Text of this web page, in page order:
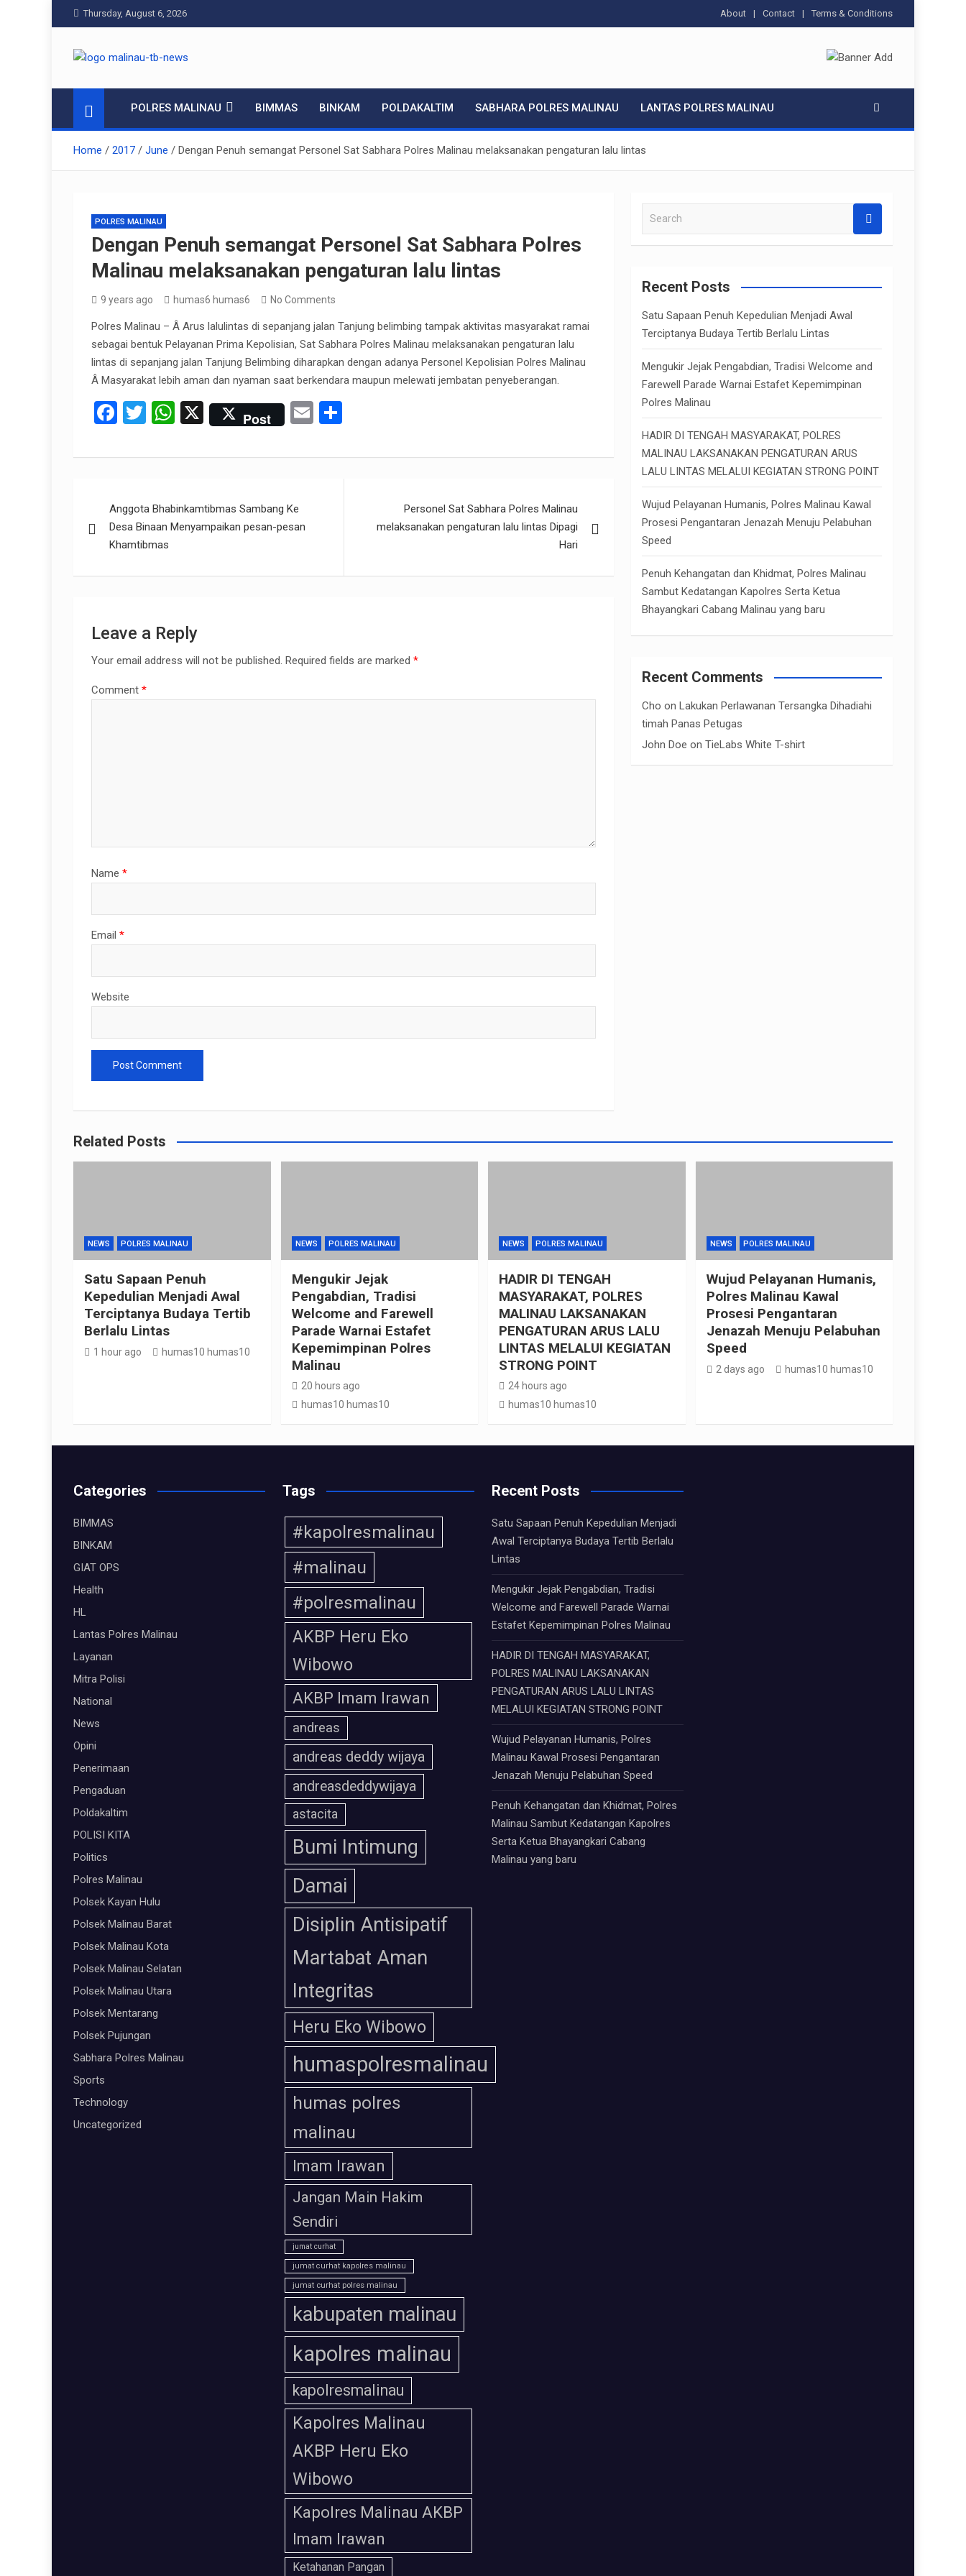
to
Thursday, August 6, 2026 About Contact Terms & Conditions
Pelangiresmalinau.com
POLRES MALINAU BIMMAS BINKAM POLDAKALTIM SABHARA POLRES MALINAU LANTAS POLRES MALINAU
Home 2017 June Dengan Penuh semangat Personel Sat Sabhara Polres Malinau melaksanakan pengaturan lalu lintas
POLRES MALINAU
Dengan Penuh semangat Personel Sat Sabhara Polres
Malinau melaksanakan pengaturan lalu lintas
9 years ago humas6 humas6 No Comments
Polres Malinau – Â Arus lalulintas di sepanjang jalan Tanjung belimbing tampak aktivitas masyarakat ramai
sebagai bentuk Pelayanan Prima Kepolisian, Sat Sabhara Polres Malinau melaksanakan pengaturan lalu
lintas di sepanjang jalan Tanjung Belimbing diharapkan dengan adanya Personel Kepolisian Polres Malinau
Â Masyarakat lebih aman dan nyaman saat berkendara maupun melewati jembatan penyeberangan.
F
ce
o
o
k
T
tt
W
at
A
p
X Post
E
ail ar
navigation
Anggota Bhabinkamtibmas Sambang Ke
Desa Binaan Menyampaikan pesan-pesan
Khamtibmas
Personel Sat Sabhara Polres Malinau
melaksanakan pengaturan lalu lintas Dipagi
Hari
Leave a Reply
Your email address will not be published. Required fields are marked *
Comment *
Name *
Email *
Website
a
c
Recent Posts
Satu Sapaan Penuh Kepedulian Menjadi Awal
Terciptanya Budaya Tertib Berlalu Lintas
Mengukir Jejak Pengabdian, Tradisi Welcome and
Farewell Parade Warnai Estafet Kepemimpinan
Polres Malinau
HADIR DI TENGAH MASYARAKAT, POLRES
MALINAU LAKSANAKAN PENGATURAN ARUS
LALU LINTAS MELALUI KEGIATAN STRONG POINT
Wujud Pelayanan Humanis, Polres Malinau Kawal
Prosesi Pengantaran Jenazah Menuju Pelabuhan
Speed
Penuh Kehangatan dan Khidmat, Polres Malinau
Sambut Kedatangan Kapolres Serta Ketua
Bhayangkari Cabang Malinau yang baru
Recent Comments
Cho on Lakukan Perlawanan Tersangka Dihadiahi
timah Panas Petugas
John Doe on TieLabs White T-shirt
Related Posts
NEWS POLRES MALINAU
Satu Sapaan Penuh
Kepedulian Menjadi Awal
Terciptanya Budaya Tertib
Berlalu Lintas
1 hour ago humas10 humas10
NEWS POLRES MALINAU
Mengukir Jejak
Pengabdian, Tradisi
Welcome and Farewell
Parade Warnai Estafet
Kepemimpinan Polres
Malinau
20 hours ago
humas10 humas10
NEWS POLRES MALINAU
HADIR DI TENGAH
MASYARAKAT, POLRES
MALINAU LAKSANAKAN
PENGATURAN ARUS LALU
LINTAS MELALUI KEGIATAN
STRONG POINT
24 hours ago
humas10 humas10
NEWS POLRES MALINAU
Wujud Pelayanan Humanis,
Polres Malinau Kawal
Prosesi Pengantaran
Jenazah Menuju Pelabuhan
Speed
2 days ago humas10 humas10
Categories
BIMMAS
BINKAM
GIAT OPS
Health
HL
Lantas Polres Malinau
Layanan
Mitra Polisi
National
News
Opini
Penerimaan
Pengaduan
Poldakaltim
POLISI KITA
Politics
Polres Malinau
Polsek Kayan Hulu
Polsek Malinau Barat
Polsek Malinau Kota
Polsek Malinau Selatan
Polsek Malinau Utara
Polsek Mentarang
Polsek Pujungan
Sabhara Polres Malinau
Sports
Technology
Uncategorized
Tags
#kapolresmalinau
#malinau
#polresmalinau
AKBP Heru Eko
Wibowo
AKBP Imam Irawan
andreas
andreas deddy wijaya
andreasdeddywijaya
astacita
Bumi Intimung
Damai
Disiplin Antisipatif
Martabat Aman
Integritas
Heru Eko Wibowo
humaspolresmalinau
humas polres
malinau
Imam Irawan
Jangan Main Hakim
Sendiri
jumat curhat
jumat curhat kapolres malinau
jumat curhat polres malinau
kabupaten malinau
kapolres malinau
kapolresmalinau
Kapolres Malinau
AKBP Heru Eko
Wibowo
Kapolres Malinau AKBP
Imam Irawan
Ketahanan Pangan
Recent Posts
Satu Sapaan Penuh Kepedulian Menjadi
Awal Terciptanya Budaya Tertib Berlalu
Lintas
Mengukir Jejak Pengabdian, Tradisi
Welcome and Farewell Parade Warnai
Estafet Kepemimpinan Polres Malinau
HADIR DI TENGAH MASYARAKAT,
POLRES MALINAU LAKSANAKAN
PENGATURAN ARUS LALU LINTAS
MELALUI KEGIATAN STRONG POINT
Wujud Pelayanan Humanis, Polres
Malinau Kawal Prosesi Pengantaran
Jenazah Menuju Pelabuhan Speed
Penuh Kehangatan dan Khidmat, Polres
Malinau Sambut Kedatangan Kapolres
Serta Ketua Bhayangkari Cabang
Malinau yang baru